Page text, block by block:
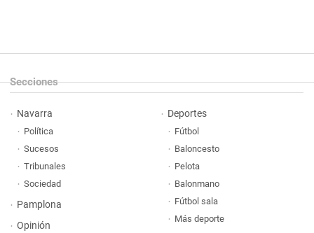
Secciones
Navarra
Política
Sucesos
Tribunales
Sociedad
Pamplona
Opinión
Deportes
Fútbol
Baloncesto
Pelota
Balonmano
Fútbol sala
Más deporte